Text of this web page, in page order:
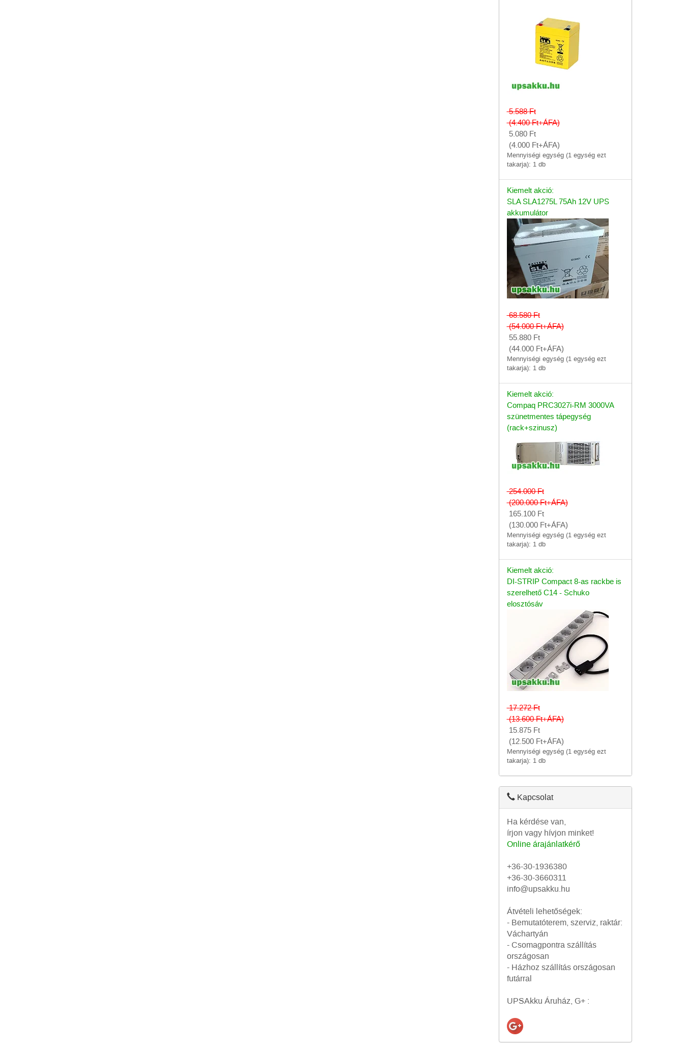
5.588Ft
(4.400Ft+ÁFA)
5.080 Ft
(4.000 Ft+ÁFA)
Mennyiségi egység (1 egység ezt
takarja): 1 db
Kiemelt akció:
SLA SLA1275L 75Ah 12V UPS
akkumulátor
68.580Ft
(54.000Ft+ÁFA)
55.880 Ft
(44.000 Ft+ÁFA)
Mennyiségi egység (1 egység ezt
takarja): 1 db
Kiemelt akció:
Compaq PRC3027i-RM 3000VA
szünetmentes tápegység
(rack+szinusz)
254.000Ft
(200.000Ft+ÁFA)
165.100 Ft
(130.000 Ft+ÁFA)
Mennyiségi egység (1 egység ezt
takarja): 1 db
Kiemelt akció:
DI-STRIP Compact 8-as rackbe is
szerelhető C14 - Schuko
elosztósáv
17.272Ft
(13.600Ft+ÁFA)
15.875 Ft
(12.500 Ft+ÁFA)
Mennyiségi egység (1 egység ezt
takarja): 1 db
Kapcsolat
Ha kérdése van,
írjon vagy hívjon minket!
Online árajánlatkérő
+36-30-1936380
+36-30-3660311
info@upsakku.hu
Átvételi lehetőségek:
- Bemutatóterem, szerviz, raktár:
Váchartyán
- Csomagpontra szállítás
országosan
- Házhoz szállítás országosan
futárral
UPSAkku Áruház, G+ :